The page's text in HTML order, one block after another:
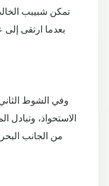
تمكن شبيبب
بعدما ارتقى
وفي الشوط
الاستحواذ، وتبادل
من الجانب